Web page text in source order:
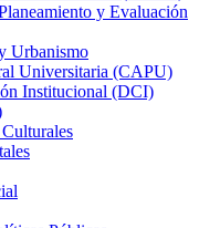
y Evaluación
Urbanismo
Universitaria (CAPU)
Institucional (DCI)